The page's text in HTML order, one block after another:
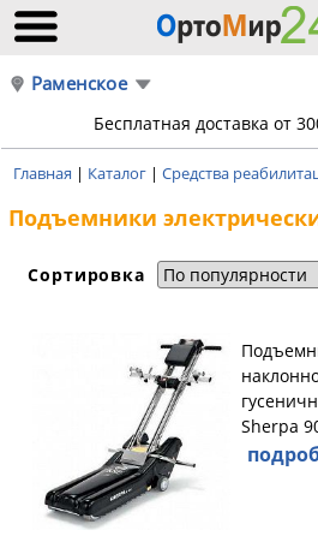
Раменское
Бесплатная доставка от
Главная | Каталог | Средства
Подъемники
Сортировка
Sherpa